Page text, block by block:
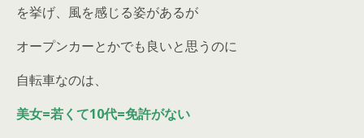
を挙げ、風を感じる姿があるが
オープンカーとかでも良いと思うのに
自転車なのは、
美女=若くて10代=免許がない